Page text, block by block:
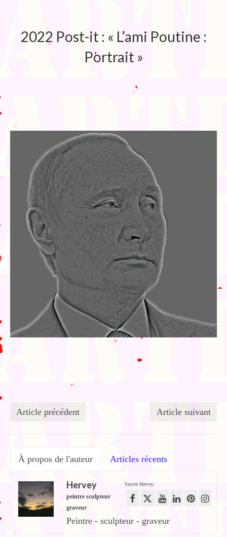
Edition de Cartes postales.
Au temps du Covid
2022 Post-it : « L’ami Poutine :
Portrait »
Article précédent Article suivant
À propos de l'auteur Articles récents
Suivre Hervey:
Hervey
peintre sculpteur
graveur
Peintre - sculpteur - graveur